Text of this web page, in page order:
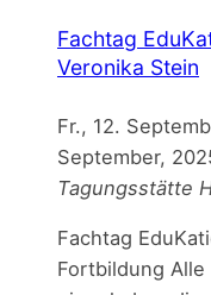
Fachtag
Veronika Stein
Fr., 12.
September,
Tagungsstätte
Fachtag
Fortbildung